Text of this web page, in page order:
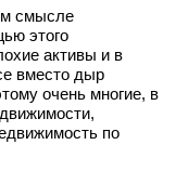
смысле
этого
активы и в
вместо дыр
очень многие, в
по